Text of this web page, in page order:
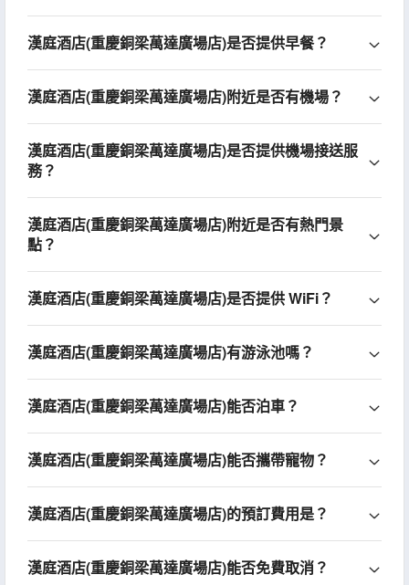
漢庭酒店(重慶銅梁萬達廣場店)是否提供早餐？
漢庭酒店(重慶銅梁萬達廣場店)附近是否有機場？
漢庭酒店(重慶銅梁萬達廣場店)是否提供機場接送服
務？
漢庭酒店(重慶銅梁萬達廣場店)附近是否有熱門景
點？
漢庭酒店(重慶銅梁萬達廣場店)是否提供 WiFi？
漢庭酒店(重慶銅梁萬達廣場店)有游泳池嗎？
漢庭酒店(重慶銅梁萬達廣場店)能否泊車？
漢庭酒店(重慶銅梁萬達廣場店)能否攜帶寵物？
漢庭酒店(重慶銅梁萬達廣場店)的預訂費用是？
漢庭酒店(重慶銅梁萬達廣場店)能否免費取消？